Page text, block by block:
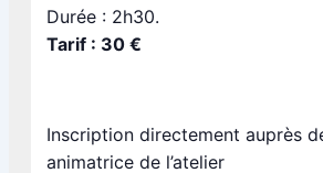
Durée : 2h30.
Tarif : 30 €
Inscription directement auprès
animatrice de l’atelier